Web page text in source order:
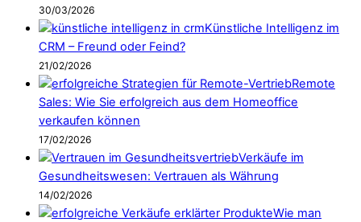
30/03/2026
Künstliche Intelligenz im
CRM – Freund oder Feind?
21/02/2026
Remote
Sales: Wie Sie erfolgreich aus dem Homeoffice
verkaufen können
17/02/2026
Verkäufe im
Gesundheitswesen: Vertrauen als Währung
14/02/2026
Wie man